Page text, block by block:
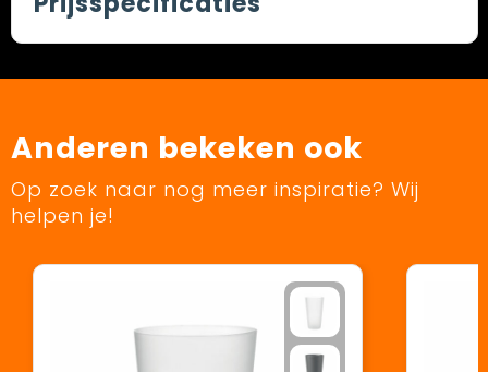
Anderen bekeken ook
Op zoek naar nog meer inspiratie? Wij
helpen je!